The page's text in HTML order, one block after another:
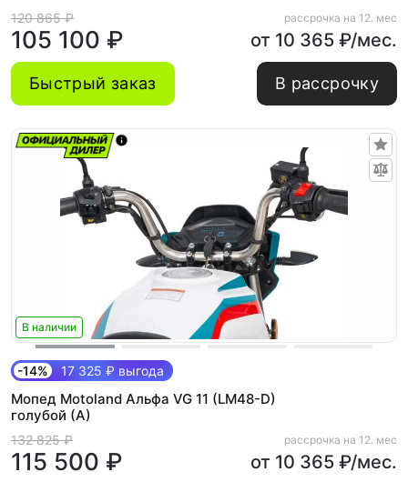
120 865 ₽
105 100 ₽
рассрочка на 12. мес
от 10 365 ₽/мес.
Быстрый заказ В рассрочку
В наличии
-14% 17 325 ₽ выгода
Мопед Motoland Альфа VG 11 (LM48-D)
голубой (A)
132 825 ₽
115 500 ₽
рассрочка на 12. мес
от 10 365 ₽/мес.